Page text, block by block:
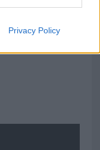
Privacy Policy